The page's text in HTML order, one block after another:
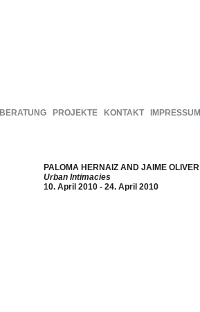
BERATUNG PROJEKTE KONTAKT IMPRESSUM
PALOMA HERNAIZ AND JAIME OLIVER
Urban Intimacies
10. April 2010 - 24. April 2010